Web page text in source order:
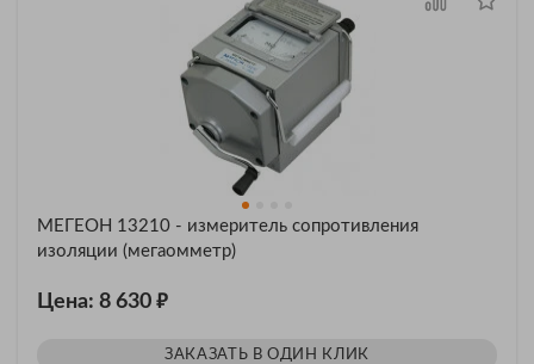
МЕГЕОН 13210 - измеритель сопротивления
изоляции (мегаомметр)
Цена: 8 630 ₽
ЗАКАЗАТЬ В ОДИН КЛИК